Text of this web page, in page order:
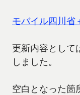
モバイル四川省
更新内容として
しました。
空白となった箇